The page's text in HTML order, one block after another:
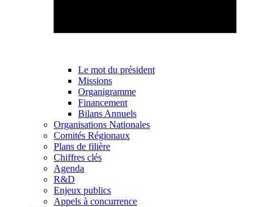
Le mot du président
Missions
Organigramme
Financement
Bilans Annuels
Organisations Nationales
Comités Régionaux
Plans de filière
Chiffres clés
Agenda
R&D
Enjeux publics
Appels à concurrence